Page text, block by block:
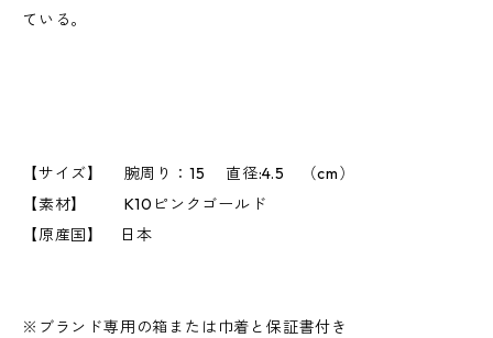
ている。
【サイズ】 腕周り：15 直径:4.5 （cm）
【素材】 K10ピンクゴールド
【原産国】 日本
※ブランド専用の箱または巾着と保証書付き